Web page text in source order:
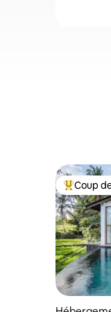
Coups
Coup